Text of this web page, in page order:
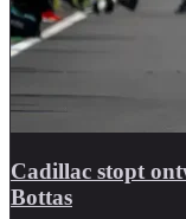
Cadillac stopt
Bottas